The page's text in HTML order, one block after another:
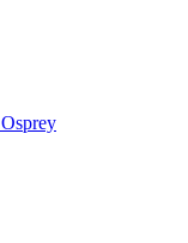
Osprey